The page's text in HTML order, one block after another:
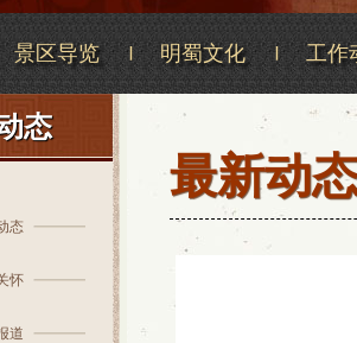
景区导览 明蜀文化 工作
态
态
怀
道
最新动